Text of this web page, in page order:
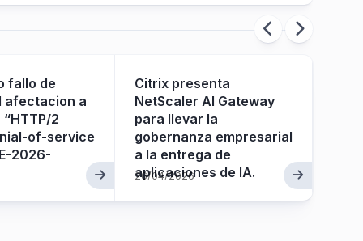
fallo de
afectacion a
2
of-service
2026-
Citrix presenta
NetScaler AI Gateway
para llevar la
gobernanza empresarial
a la entrega de
aplicaciones de IA.
26/04/2026